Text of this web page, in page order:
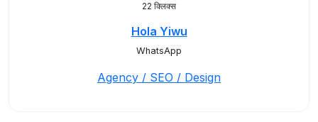
22 क्लिक्स
Hola Yiwu
WhatsApp
Agency / SEO / Design